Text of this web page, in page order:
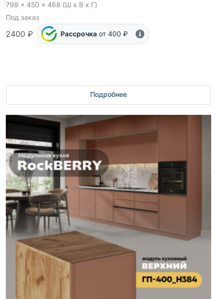
798 x 450 x 468 (Ш x В x Г)
Под заказ
2400 ₽ Рассрочка от 400 ₽
Подробнее